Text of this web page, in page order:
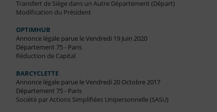
Transfert de Siège dans un Autre Département (Départ)
Modification du Président
OPTIMHUB
Annonce légale parue le Vendredi 19 Juin 2020
Département 75 - Paris
Réduction de Capital
BARCYCLETTE
Annonce légale parue le Vendredi 20 Octobre 2017
Département 75 - Paris
Société par Actions Simplifiées Unipersonnelle (SASU)